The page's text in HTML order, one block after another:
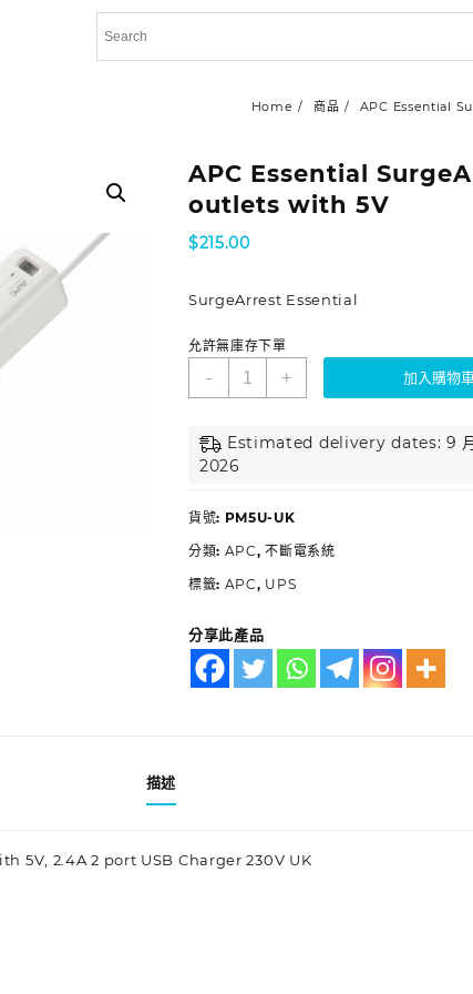
Home 商品 APC Essential
APC Essential
outlets with 5V
$215.00
SurgeArrest Essential
允許無庫存下單
- + 加入購物車
Estimated delivery dates: 9
2026
貨號: PM5U-UK
分類: APC,不斷電系統
標籤: APC, UPS
分享此產品
描述
5V, 2.4A 2 port USB Charger 230V UK